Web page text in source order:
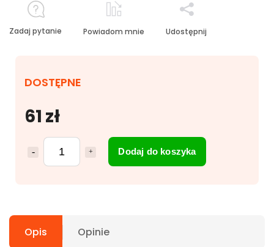
61 zł
Dodaj do koszyka
DOSTĘPNE
Zadaj pytanie Powiadom mnie Udostępnij
Opis Opinie